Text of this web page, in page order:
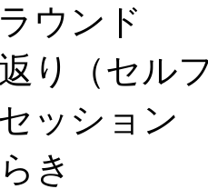
ウンド
り（セル
ッション
き